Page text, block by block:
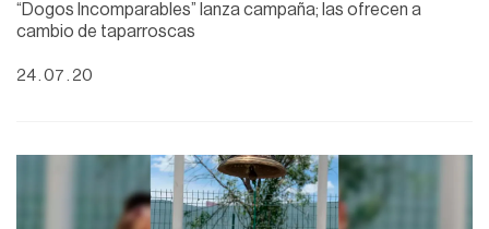
“Dogos Incomparables” lanza campaña; las ofrecen a
cambio de taparroscas
24 . 07 . 20